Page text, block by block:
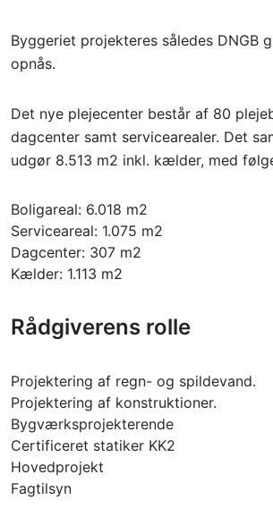
Byggeriet projekteres således DNGB
opnås.
Det nye plejecenter består af 80
dagcenter samt servicearealer. Det
udgør 8.513 m2 inkl. kælder, med
Boligareal: 6.018 m2
Serviceareal: 1.075 m2
Dagcenter: 307 m2
Kælder: 1.113 m2
Rådgiverens rolle
Projektering af regn- og spildevand.
Projektering af konstruktioner.
Bygværksprojekterende
Certificeret statiker KK2
Hovedprojekt
Fagtilsyn